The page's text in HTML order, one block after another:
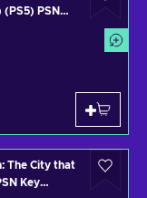
PSN
The City that
Key